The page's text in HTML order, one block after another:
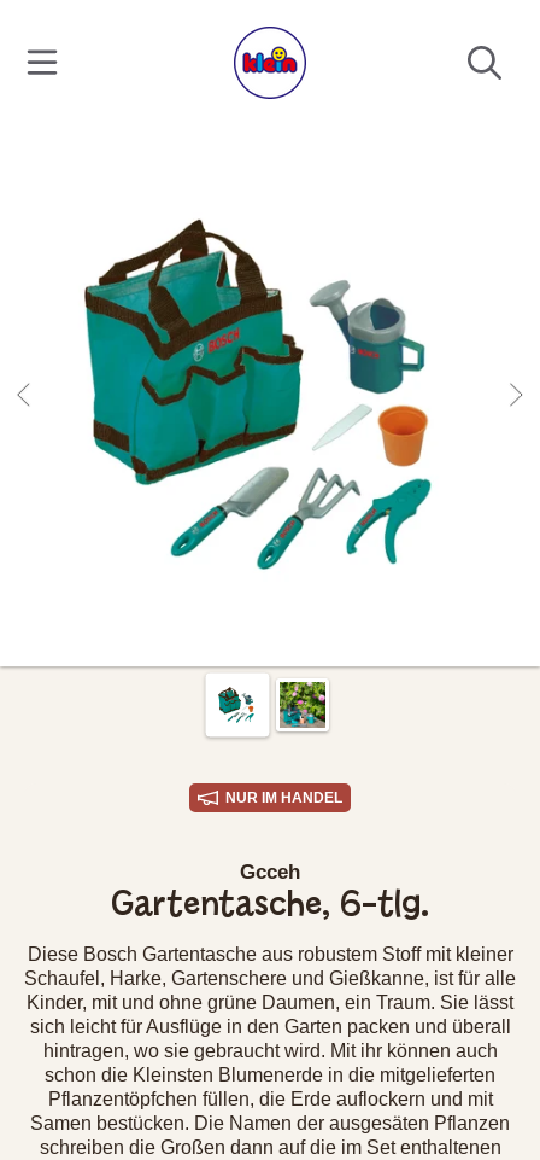
DIREKT ZUM INHALT
NUR IM HANDEL
Gcceh
Gartentasche, 6-tlg.
Diese Bosch Gartentasche aus robustem Stoff mit kleiner
Schaufel, Harke, Gartenschere und Gießkanne, ist für alle
Kinder, mit und ohne grüne Daumen, ein Traum. Sie lässt
sich leicht für Ausflüge in den Garten packen und überall
hintragen, wo sie gebraucht wird. Mit ihr können auch
schon die Kleinsten Blumenerde in die mitgelieferten
Pflanzentöpfchen füllen, die Erde auflockern und mit
Samen bestücken. Die Namen der ausgesäten Pflanzen
schreiben die Großen dann auf die im Set enthaltenen